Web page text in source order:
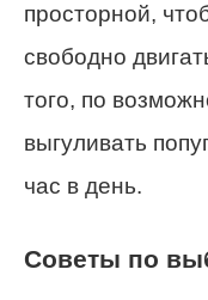
просторной,
свободно
того, по
выгуливать
час в день.
Советы по